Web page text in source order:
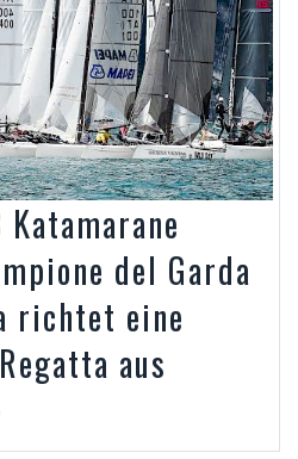
del Garda
richtet eine
aus